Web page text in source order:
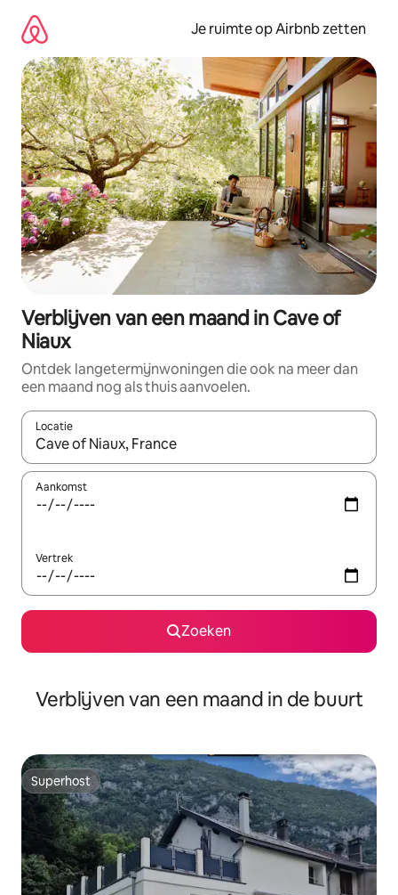
direct
naar
inhoud
Je ruimte op Airbnb zetten
Verblijven van een maand in Cave of
Niaux
Ontdek langetermijnwoningen die ook na meer dan
een maand nog als thuis aanvoelen.
Locatie
Wanneer er suggesties beschikbaar zijn, maak je een keuze
Aankomst
Vertrek
Zoeken
Verblijven van een maand in de buurt
Superhost
Superhost